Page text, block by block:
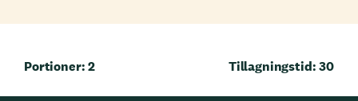
Portioner: 2 Tillagningstid: 30